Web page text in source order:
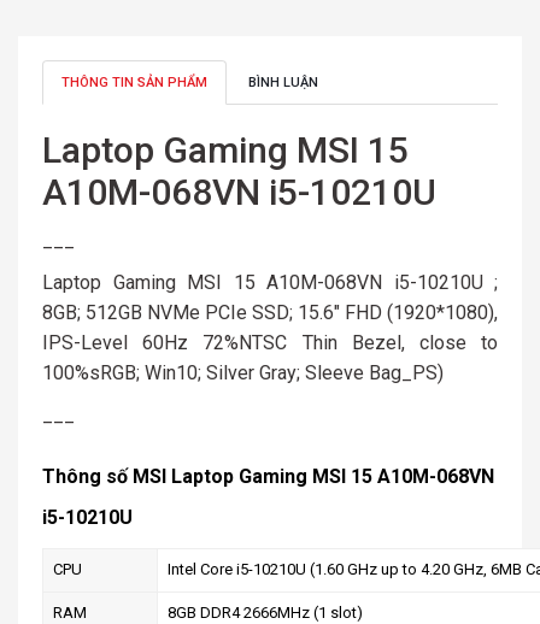
THÔNG TIN SẢN PHẨM BÌNH LUẬN
Laptop Gaming MSI 15
A10M-068VN i5-10210U
Laptop Gaming MSI 15 A10M-068VN i5-10210U ;
8GB; 512GB NVMe PCIe SSD; 15.6″ FHD (1920*1080),
IPS-Level 60Hz 72%NTSC Thin Bezel, close to
100%sRGB; Win10; Silver Gray; Sleeve Bag_PS)
Thông số MSI Laptop Gaming MSI 15 A10M-068VN
i5-10210U
CPU Intel Core i5-10210U (1.60 GHz up to 4.20 GHz, 6MB
RAM 8GB DDR4 2666MHz (1 slot)